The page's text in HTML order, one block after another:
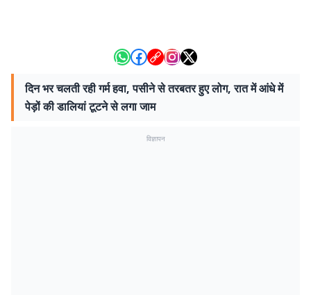
दिन भर चलती रही गर्म हवा, पसीने से तरबतर हुए लोग, रात में आंधे में
पेड़ों की डालियां टूटने से लगा जाम
विज्ञापन